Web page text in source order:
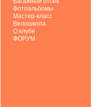
Фотоальбомы
Мастер-класс
Велошкола
О клубе
ФОРУМ